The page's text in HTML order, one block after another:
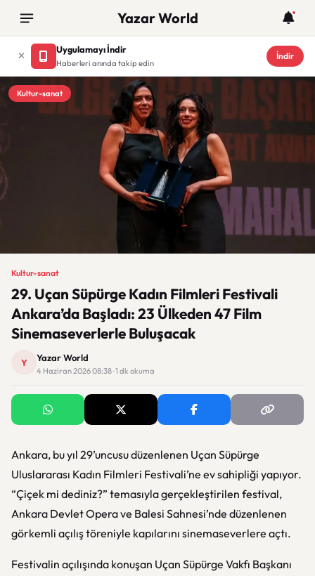
Yazar World
Uygulamayı İndir
Haberleri anında takip edin
İndir
Kultur-sanat
Kultur-sanat
29. Uçan Süpürge Kadın Filmleri Festivali
Ankara’da Başladı: 23 Ülkeden 47 Film
Sinemaseverlerle Buluşacak
Y Yazar World
4 Haziran 2026 08:38 · 1 dk okuma
Ankara, bu yıl 29’uncusu düzenlenen Uçan Süpürge
Uluslararası Kadın Filmleri Festivali’ne ev sahipliği yapıyor.
“Çiçek mi dediniz?” temasıyla gerçekleştirilen festival,
Ankara Devlet Opera ve Balesi Sahnesi’nde düzenlenen
görkemli açılış töreniyle kapılarını sinemaseverlere açtı.
Festivalin açılışında konuşan Uçan Süpürge Vakfı Başkanı